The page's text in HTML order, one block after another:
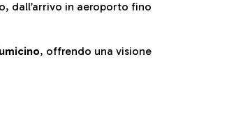
dall’arrivo in aeroporto fino
, offrendo una visione